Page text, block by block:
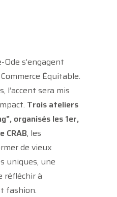
s’engagent
Équitable.
l’accent sera mis
Trois ateliers
organisés les 1er,
CRAB, les
de vieux
uniques, une
réfléchir à
fashion.